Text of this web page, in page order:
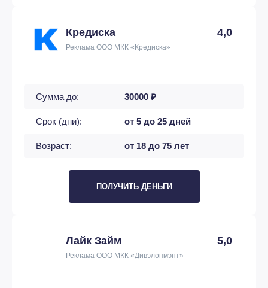
Кредиска 4,0
Реклама ООО МКК «Кредиска»
Сумма до: 30000 ₽
Срок (дни): от 5 до 25 дней
Возраст: от 18 до 75 лет
ПОЛУЧИТЬ ДЕНЬГИ
Лайк Займ 5,0
Реклама ООО МКК «Дивэлопмэнт»